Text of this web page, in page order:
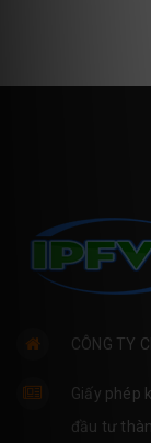
CÔNG TY
Giấy phép
đầu tư